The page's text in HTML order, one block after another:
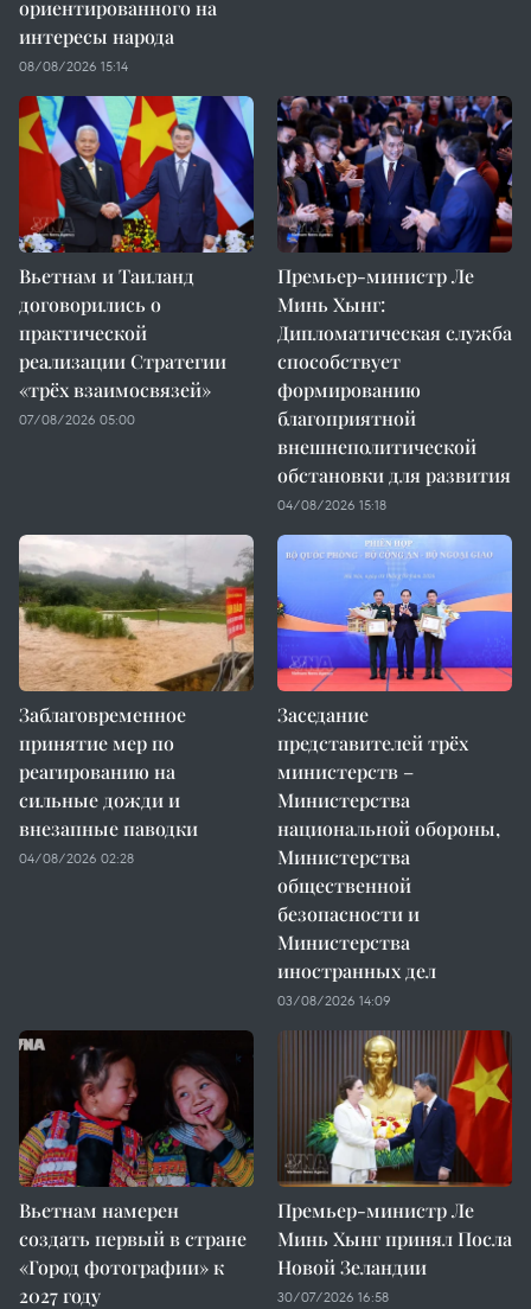
ориентированного на
интересы народа
08/08/2026 15:14
Вьетнам и Таиланд
договорились о
практической
реализации Стратегии
«трёх взаимосвязей»
07/08/2026 05:00
Премьер-министр Ле
Минь Хынг:
Дипломатическая служба
способствует
формированию
благоприятной
внешнеполитической
обстановки для развития
04/08/2026 15:18
Заблаговременное
принятие мер по
реагированию на
сильные дожди и
внезапные паводки
04/08/2026 02:28
Заседание
представителей трёх
министерств –
Министерства
национальной обороны,
Министерства
общественной
безопасности и
Министерства
иностранных дел
03/08/2026 14:09
Вьетнам намерен
создать первый в стране
«Город фотографии» к
2027 году
Премьер-министр Ле
Минь Хынг принял Посла
Новой Зеландии
30/07/2026 16:58